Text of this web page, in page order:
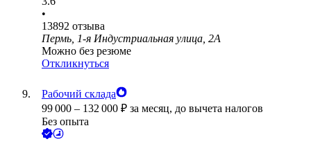
•
13892 отзыва
Пермь, 1-я Индустриальная улица, 2А
Можно без резюме
Откликнуться
Рабочий склада
99 000 – 132 000 ₽ за месяц, до вычета налогов
Без опыта